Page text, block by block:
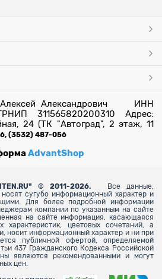
Александрович ИНН
311565820200310 Адрес:
24 (ТК "Автоград", 2 этаж, 11
(3532) 487-056
AdvantShop
© 2011-2026.
Все данные,
сугубо информационный характер и
Для более подробной информации
компании по указанным на сайте
на сайте информация, касающаяся
характеристик, цветовых сочетаний, а
носит информационный характер и ни при
публичной офертой, определяемой
437 Гражданского Кодекса Российской
являются рекомендованными и могут
цен.